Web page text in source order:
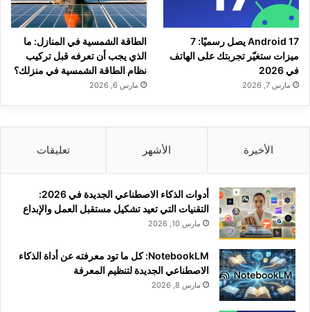
Android 17 يصل رسميًا: 7
ميزات ستغيّر تجربتك على الهاتف
في 2026
مارس 7, 2026
الطاقة الشمسية في المنازل: ما
الذي يجب أن تعرفه قبل تركيب
نظام الطاقة الشمسية في منزلك؟
مارس 6, 2026
الأخيرة الأشهر تعليقات
أدوات الذكاء الاصطناعي الجديدة في 2026:
التقنيات التي تعيد تشكيل مستقبل العمل والإبداع
مارس 10, 2026
NotebookLM: كل ما تود معرفته عن أداة الذكاء
الاصطناعي الجديدة لتنظيم المعرفة
مارس 8, 2026